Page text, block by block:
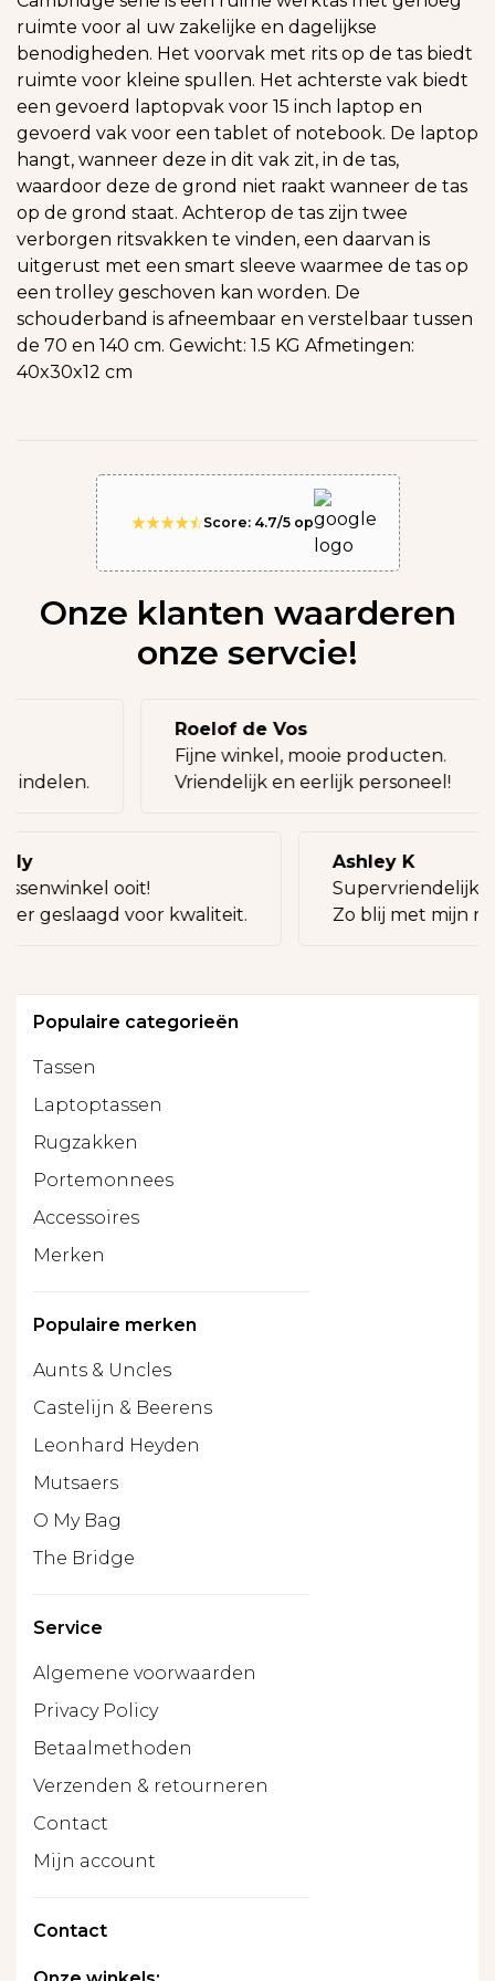
ruimte voor al uw zakelijke en dagelijkse
benodigheden. Het voorvak met rits op de tas biedt
ruimte voor kleine spullen. Het achterste vak biedt
een gevoerd laptopvak voor 15 inch laptop en
gevoerd vak voor een tablet of notebook. De laptop
hangt, wanneer deze in dit vak zit, in de tas,
waardoor deze de grond niet raakt wanneer de tas
op de grond staat. Achterop de tas zijn twee
verborgen ritsvakken te vinden, een daarvan is
uitgerust met een smart sleeve waarmee de tas op
een trolley geschoven kan worden. De
schouderband is afneembaar en verstelbaar tussen
de 70 en 140 cm. Gewicht: 1.5 KG Afmetingen:
40x30x12 cm
Score: 4.7/5 op
Onze klanten waarderen
onze servcie!
indelen.
Roelof de Vos
Fijne winkel, mooie producten.
Vriendelijk en eerlijk personeel!
ooit!
geslaagd voor kwaliteit.
Ashley K
Supervriendelijke
Zo blij met mijn
Populaire categorieën
Tassen
Laptoptassen
Rugzakken
Portemonnees
Accessoires
Merken
Populaire merken
Aunts & Uncles
Castelijn & Beerens
Leonhard Heyden
Mutsaers
O My Bag
The Bridge
Service
Algemene voorwaarden
Privacy Policy
Betaalmethoden
Verzenden & retourneren
Contact
Mijn account
Contact